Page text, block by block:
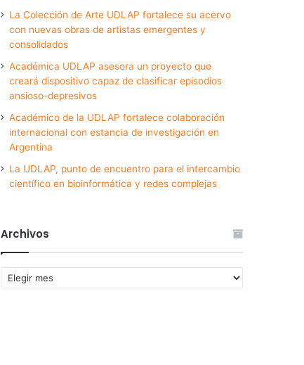
La Colección de Arte UDLAP fortalece su acervo
con nuevas obras de artistas emergentes y
consolidados
Académica UDLAP asesora un proyecto que
creará dispositivo capaz de clasificar episodios
ansioso-depresivos
Académico de la UDLAP fortalece colaboración
internacional con estancia de investigación en
Argentina
La UDLAP, punto de encuentro para el intercambio
científico en bioinformática y redes complejas
Archivos
Archivos